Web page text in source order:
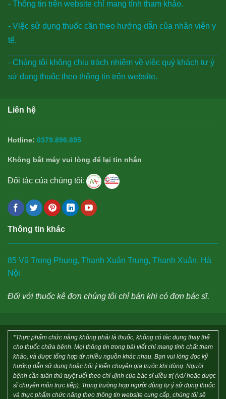
- Thông tin trên website chỉ mang tính tham khảo.
- Việc sử dụng thuốc cần theo hướng dẫn của nhân viên y
tế.
- Chúng tôi không chịu trách nhiệm về việc quý khách tư ý
sử dụng thuốc theo thông tin trên website.
Liên hệ
Hotline: 0379.896.695
Không bắt máy vui lòng để lại tin nhắn
Đối tác của chúng tôi:
Thông tin khác
85 Vũ Trọng Phụng, Thanh Xuân Trung, Thanh Xuân, Hà
Nội
Đối với thuốc kê đơn chúng tôi chỉ bán khi có đơn bác sĩ.
*Thực phẩm chức năng không phải là thuốc, không có tác dụng thay thế
cho thuốc chữa bệnh. Mọi thông tin trong bài viết chỉ mang tính chất tham
khảo, và được tổng hợp từ nhiều nguồn khác nhau. Bạn vui lòng đọc kỹ
hướng dẫn sử dụng hoặc hỏi ý kiến chuyên gia trước khi dùng. Người
bệnh cần tuân thủ tuyệt đối theo chỉ định của bác sĩ điều trị (và/ hoặc dược
sĩ chuyên môn trực tiếp). Trong trường hợp người dùng tự ý sử dụng thuốc
và thực phẩm chức năng theo thông tin website cung cấp, chúng tôi sẽ